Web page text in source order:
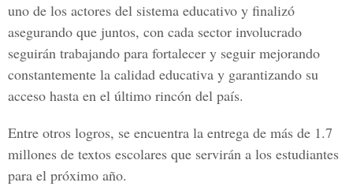
uno de los actores del sistema educativo y finalizó
asegurando que juntos, con cada sector involucrado
seguirán trabajando para fortalecer y seguir mejorando
constantemente la calidad educativa y garantizando su
acceso hasta en el último rincón del país.
Entre otros logros, se encuentra la entrega de más de 1.7
millones de textos escolares que servirán a los estudiantes
para el próximo año.